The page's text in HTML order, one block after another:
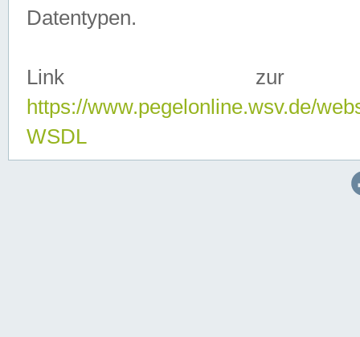
Datentypen.
Link zur
https://www.pegelonline.wsv.de/
WSDL